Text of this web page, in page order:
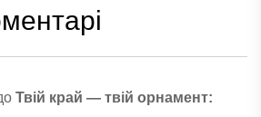
Твій край — твій орнамент: